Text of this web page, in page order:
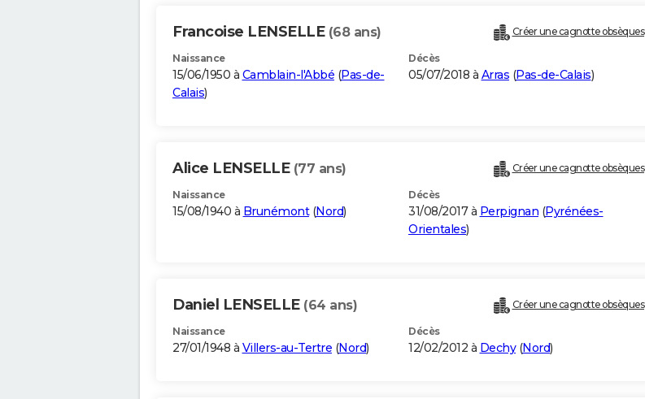
Francoise LENSELLE (68 ans) Créer une cagnotte obsèques
Naissance
15/06/1950 à Camblain-l'Abbé (Pas-de-
Calais)
Décès
05/07/2018 à Arras (Pas-de-Calais)
Alice LENSELLE (77 ans) Créer une cagnotte obsèques
Naissance
15/08/1940 à Brunémont(Nord)
Décès
31/08/2017 à Perpignan (Pyrénées-
Orientales)
Daniel LENSELLE (64 ans) Créer une cagnotte obsèques
Naissance
27/01/1948 à Villers-au-Tertre (Nord)
Décès
12/02/2012 à Dechy(Nord)